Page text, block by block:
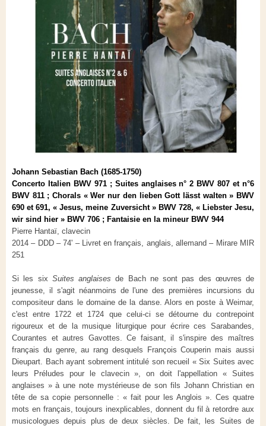
Johann Sebastian Bach (1685-1750)
Concerto Italien BWV 971 ; Suites anglaises n° 2 BWV 807 et n°6
BWV 811 ; Chorals « Wer nur den lieben Gott lässt walten » BWV
690 et 691, « Jesus, meine Zuversicht » BWV 728, « Liebster Jesu,
wir sind hier » BWV 706 ; Fantaisie en la mineur BWV 944
Pierre Hantaï, clavecin
2014 – DDD – 74' – Livret en français, anglais, allemand – Mirare MIR
251
Si les six Suites anglaises de Bach ne sont pas des œuvres de
jeunesse, il s'agit néanmoins de l'une des premières incursions du
compositeur dans le domaine de la danse. Alors en poste à Weimar,
c'est entre 1722 et 1724 que celui-ci se détourne du contrepoint
rigoureux et de la musique liturgique pour écrire ces Sarabandes,
Courantes et autres Gavottes. Ce faisant, il s'inspire des maîtres
français du genre, au rang desquels François Couperin mais aussi
Dieupart. Bach ayant sobrement intitulé son recueil « Six Suites avec
leurs Préludes pour le clavecin », on doit l'appellation « Suites
anglaises » à une note mystérieuse de son fils Johann Christian en
tête de sa copie personnelle : « fait pour les Anglois ». Ces quatre
mots en français, toujours inexplicables, donnent du fil à retordre aux
musicologues depuis plus de deux siècles. De fait, les Suites de